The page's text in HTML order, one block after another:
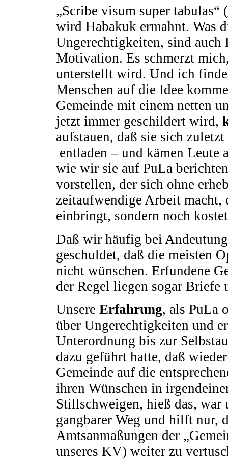
„Scribe visum super tabulas“ (
wird Habakuk ermahnt. Was
Ungerechtigkeiten, sind auch
Motivation. Es schmerzt
unterstellt wird. Und ich finde
Menschen auf die Idee
Gemeinde mit einem netten
jetzt immer geschildert wird,
aufstauen, daß sie sich
entladen – und kämen Leute
wie wir sie auf PuLa
vorstellen, der sich ohne
zeitaufwendige Arbeit
einbringt, sondern noch
Daß wir häufig bei
geschuldet, daß die meisten
nicht wünschen. Erfundene
der Regel liegen sogar
Unsere Erfahrung, als PuLa
über Ungerechtigkeiten und
Unterordnung bis zur
dazu geführt hatte, daß
Gemeinde auf die
ihren Wünschen in
Stillschweigen, hieß das,
gangbarer Weg und hilft nur,
Amtsanmaßungen der
unseres KV) weiter zu